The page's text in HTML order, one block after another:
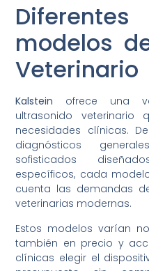
modelos
Veterinario
Kalstein ofrece una
ultrasonido
necesidades clínicas.
diagnósticos
sofisticados
específicos, cada
cuenta las demandas
veterinarias modernas.
Estos modelos varían
también en precio y
clínicas elegir el